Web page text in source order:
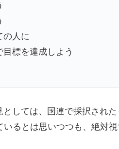
の人に
標を達成しよう
しては、国連で採択され
るとは思いつつも、絶対